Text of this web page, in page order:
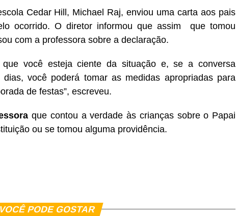
Cedar Hill, Michael Raj, enviou uma carta aos pais
ocorrido. O diretor informou que assim que tomou
com a professora sobre a declaração.
que você esteja ciente da situação e, se a conversa
você poderá tomar as medidas apropriadas para
de festas”, escreveu.
que contou a verdade às crianças sobre o Papai
ou se tomou alguma providência.
VOCÊ PODE GOSTAR